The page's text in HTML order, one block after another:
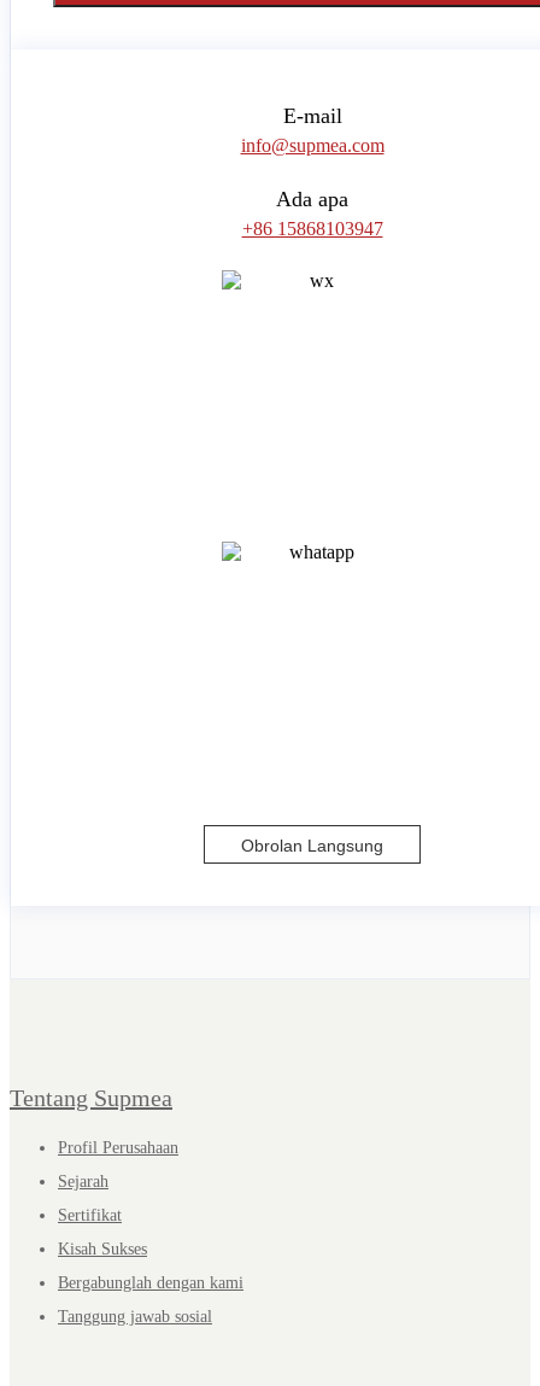
E-mail
info@supmea.com
Ada apa
+86 15868103947
Obrolan Langsung
Tentang Supmea
Profil Perusahaan
Sejarah
Sertifikat
Kisah Sukses
Bergabunglah dengan kami
Tanggung jawab sosial